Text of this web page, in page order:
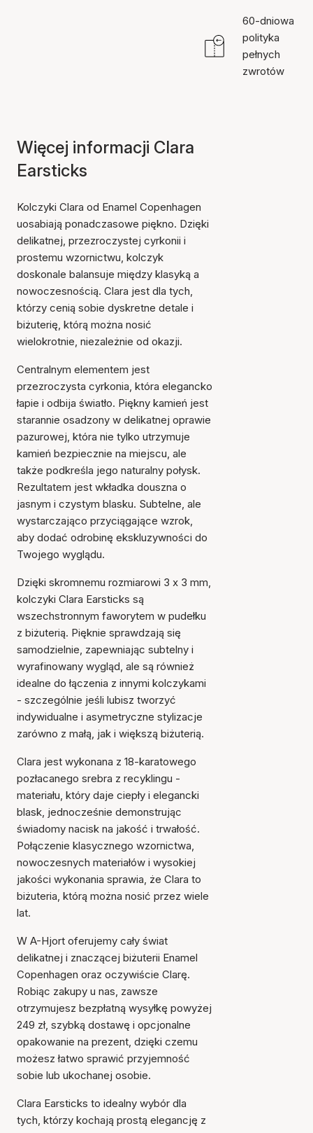
Przedmiot został dodany
do koszyka
60-dniowa
polityka
pełnych
zwrotów
Więcej informacji Clara
Earsticks
Kolczyki Clara od Enamel Copenhagen
uosabiają ponadczasowe piękno. Dzięki
delikatnej, przezroczystej cyrkonii i
prostemu wzornictwu, kolczyk
doskonale balansuje między klasyką a
nowoczesnością. Clara jest dla tych,
którzy cenią sobie dyskretne detale i
biżuterię, którą można nosić
wielokrotnie, niezależnie od okazji.
Centralnym elementem jest
przezroczysta cyrkonia, która elegancko
łapie i odbija światło. Piękny kamień jest
starannie osadzony w delikatnej oprawie
pazurowej, która nie tylko utrzymuje
kamień bezpiecznie na miejscu, ale
także podkreśla jego naturalny połysk.
Rezultatem jest wkładka douszna o
jasnym i czystym blasku. Subtelne, ale
wystarczająco przyciągające wzrok,
aby dodać odrobinę ekskluzywności do
Twojego wyglądu.
Dzięki skromnemu rozmiarowi 3 x 3 mm,
kolczyki Clara Earsticks są
wszechstronnym faworytem w pudełku
z biżuterią. Pięknie sprawdzają się
samodzielnie, zapewniając subtelny i
wyrafinowany wygląd, ale są również
idealne do łączenia z innymi kolczykami
- szczególnie jeśli lubisz tworzyć
indywidualne i asymetryczne stylizacje
zarówno z małą, jak i większą biżuterią.
Clara jest wykonana z 18-karatowego
pozłacanego srebra z recyklingu -
materiału, który daje ciepły i elegancki
blask, jednocześnie demonstrując
świadomy nacisk na jakość i trwałość.
Połączenie klasycznego wzornictwa,
nowoczesnych materiałów i wysokiej
jakości wykonania sprawia, że Clara to
biżuteria, którą można nosić przez wiele
lat.
W A-Hjort oferujemy cały świat
delikatnej i znaczącej biżuterii Enamel
Copenhagen oraz oczywiście Clarę.
Robiąc zakupy u nas, zawsze
otrzymujesz bezpłatną wysyłkę powyżej
249 zł, szybką dostawę i opcjonalne
opakowanie na prezent, dzięki czemu
możesz łatwo sprawić przyjemność
sobie lub ukochanej osobie.
Clara Earsticks to idealny wybór dla
tych, którzy kochają prostą elegancję z